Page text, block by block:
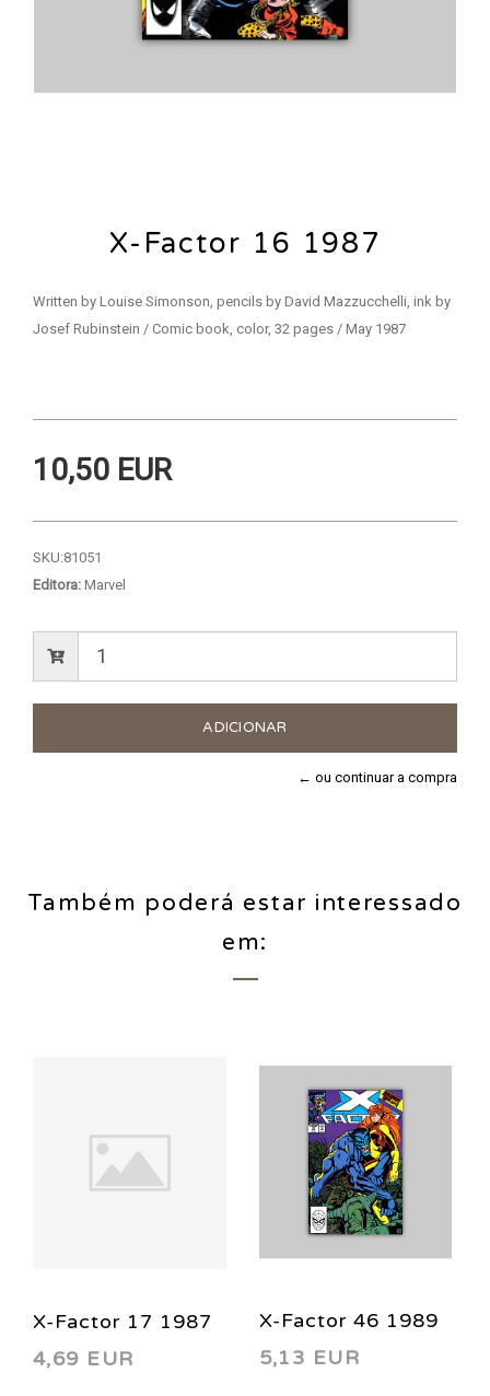
X-Factor 16 1987
Written by Louise Simonson, pencils by David Mazzucchelli, ink by
Josef Rubinstein / Comic book, color, 32 pages / May 1987
10,50 EUR
SKU:81051
Editora: Marvel
← ou continuar a compra
Também poderá estar interessado
em:
X-Factor 17 1987
4,69 EUR
X-Factor 46 1989
5,13 EUR